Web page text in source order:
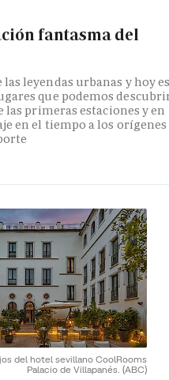
fantasma del
leyendas urbanas y hoy
que podemos
las primeras estaciones y en
en el tiempo a los orígenes
del hotel sevillano CoolRooms
Palacio de Villapanés. (ABC)